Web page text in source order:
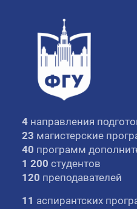
4 направления
23 магистерские
40 программ
1 200 студентов
120 преподавателей
11 аспирантских